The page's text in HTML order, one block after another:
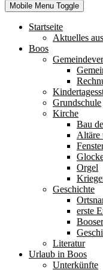
Mobile Menu Toggle
Startseite
Aktuelles
Boos
Grundschule
Kirche
Bau
Altäre
Orgel
Geschichte
erste
Literatur
Urlaub in Boos
Unterkünfte